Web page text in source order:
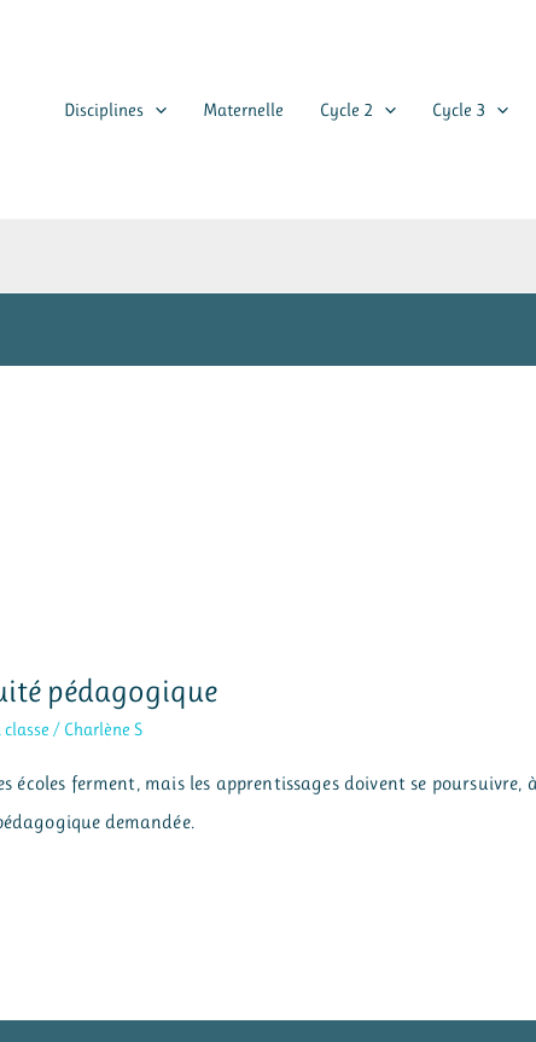
Disciplines Maternelle Cycle 2 Cycle 3
pédagogique
/ Charlène S
ferment, mais les apprentissages doivent se poursuivre, à
demandée.